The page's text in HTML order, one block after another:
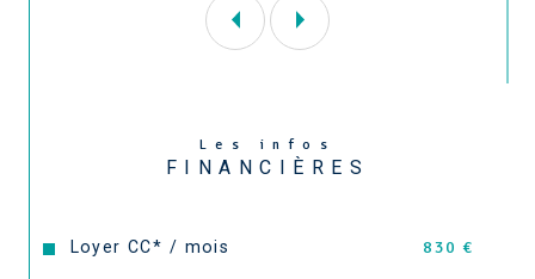
Les infos
FINANCIÈRES
Loyer CC* / mois 830 €